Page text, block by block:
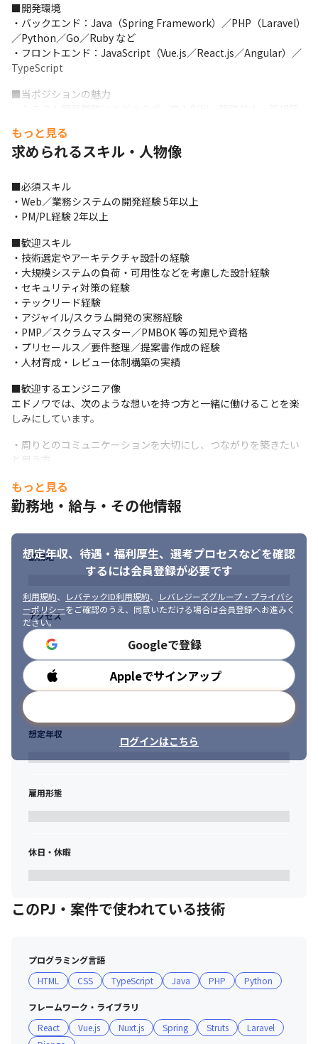
■開発環境
・バックエンド：Java（Spring Framework）／PHP（Laravel）
／Python／Go／Ruby など
・フロントエンド：JavaScript（Vue.js／React.js／Angular）／
TypeScript
■当ポジションの魅力
す。
・数名から10名規模への組織拡張をリードし、事業の核を創る経
・会社がキャリアパスの実現を継続的にサポートをします。
・若手でも積極的にアイデアを出しやすく、自分の提案を試せる
環境です。
ルアップ支援あり
・全社で「4勤3休」など働きやすさを追求中
もっと見る
求められるスキル・人物像
■必須スキル
・Web／業務システムの開発経験 5年以上
・PM/PL経験 2年以上
■歓迎スキル
・技術選定やアーキテクチャ設計の経験
・大規模システムの負荷・可用性などを考慮した設計経験
・セキュリティ対策の経験
・テックリード経験
・アジャイル/スクラム開発の実務経験
・PMP／スクラムマスター／PMBOK 等の知見や資格
・プリセールス／要件整理／提案書作成の経験
・人材育成・レビュー体制構築の実績
■歓迎するエンジニア像
エドノワでは、次のような想いを持つ方と一緒に働けることを楽
しみにしています。
・周りとのコミュニケーションを大切にし、つながりを築きたい
と思う方
・仕事もプライベートも、どちらも充実させたいと考えている方
・「誰かがやるのを待つ」よりも「まずは自分がやってみよう」
・働きやすい職場環境を一緒に作っていきたいと思う方
もっと見る
勤務地・給与・その他情報
想定年収、待遇・福利厚生、 選考プロセスなどを確認
するには会員登録が必要です
利用規約、 レバテックID利用規約、
レバレジーズグループ・プライバシ
ーポリシーをご確認のうえ、同意いただける場合は会員登録へお進みく
ださい。
Googleで登録
Appleでサインアップ
ログインはこちら
勤務地
アクセス
勤務時間
想定年収
雇用形態
休日・休暇
このPJ・案件で使われている技術
プログラミング言語
HTML
CSS TypeScript Java PHP Python
フレームワーク・ライブラリ
React
Vue.js Nuxt.js Spring Struts
Laravel